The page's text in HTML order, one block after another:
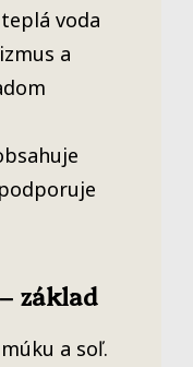
voda
a
základ
a soľ.